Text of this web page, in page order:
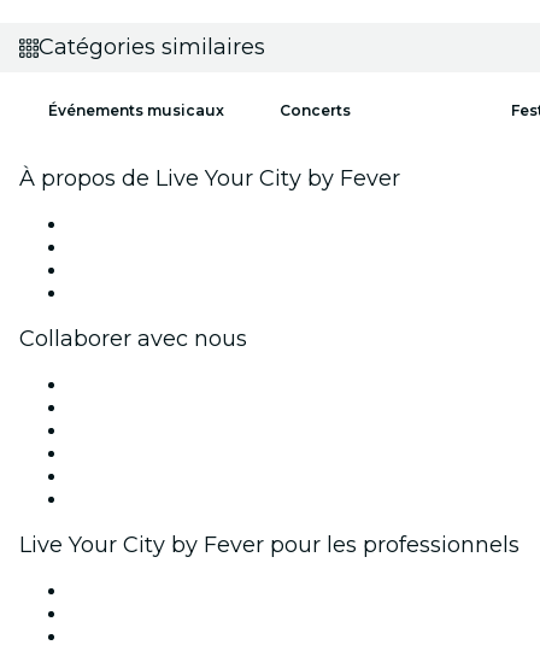
Catégories similaires
Événements musicaux Concerts
À propos de Live Your City by Fever
Collaborer avec nous
Live Your City by Fever pour les professionnels